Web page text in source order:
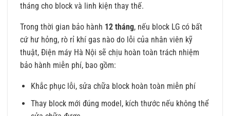
tháng cho block và linh kiện thay thế.
Trong thời gian bảo hành 12 tháng, nếu block LG có bất
cứ hư hỏng, rò rỉ khí gas nào do lỗi của nhân viên kỹ
thuật, Điện máy Hà Nội sẽ chịu hoàn toàn trách nhiệm
bảo hành miễn phí, bao gồm:
Khắc phục lỗi, sửa chữa block hoàn toàn miễn phí
Thay block mới đúng model, kích thước nếu không thể